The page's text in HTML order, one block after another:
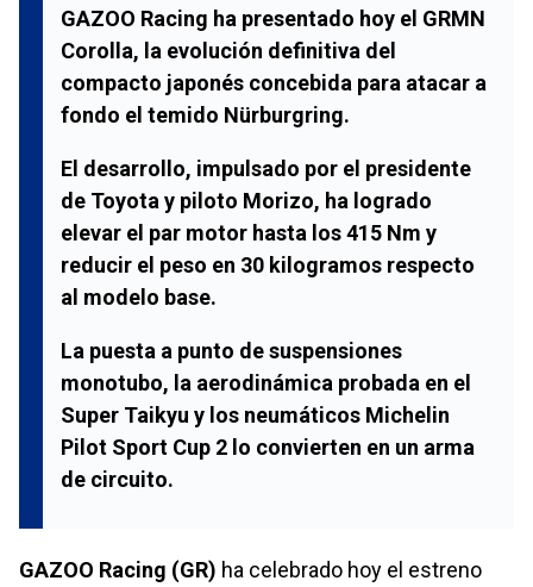
GAZOO Racing ha presentado hoy el GRMN
Corolla, la evolución definitiva del
compacto japonés concebida para atacar a
fondo el temido Nürburgring.
El desarrollo, impulsado por el presidente
de Toyota y piloto Morizo, ha logrado
elevar el par motor hasta los 415 Nm y
reducir el peso en 30 kilogramos respecto
al modelo base.
La puesta a punto de suspensiones
monotubo, la aerodinámica probada en el
Super Taikyu y los neumáticos Michelin
Pilot Sport Cup 2 lo convierten en un arma
de circuito.
GAZOO Racing (GR) ha celebrado hoy el estreno